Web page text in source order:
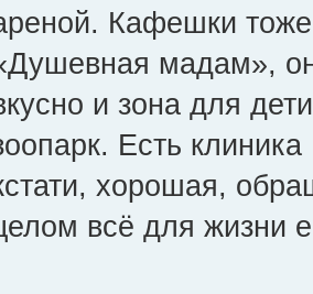
Кафешки
мадам»,
и зона для
Есть
хорошая,
всё для жизни